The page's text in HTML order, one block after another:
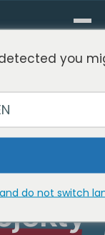
you
do not switch